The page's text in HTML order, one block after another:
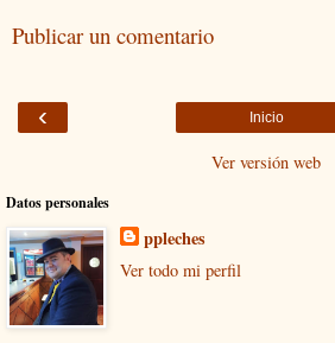
Publicar un comentario
‹ Inicio
Ver versión web
Datos personales
ppleches
Ver todo mi perfil